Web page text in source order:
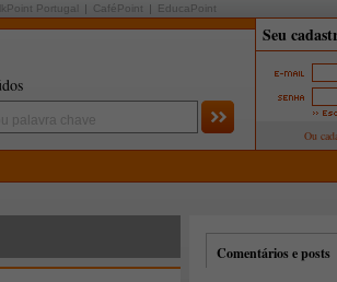
Portugal CaféPoint EducaPoint
Comentários e posts